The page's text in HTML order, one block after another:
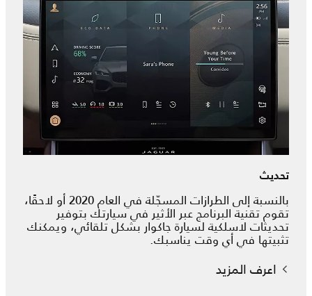
تحديث
بالنسبة إلى الطرازات المسجّلة في العام 2020 أو لاحقًا،
تقوم تقنية البرنامج عبر الأثير في سيارتك بتوفير
تحديثات لاسلكية لسيارة جاكوار بشكل تلقائي، ويمكنك
تثبيتها في أي وقت يناسبك.
اعرف المزيد